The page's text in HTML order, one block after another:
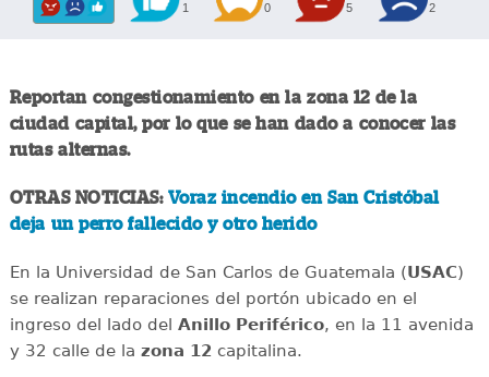
1 0 5 2
Reportan congestionamiento en la zona 12 de la
ciudad capital, por lo que se han dado a conocer las
rutas alternas.
OTRAS NOTICIAS: Voraz incendio en San Cristóbal
deja un perro fallecido y otro herido
En la Universidad de San Carlos de Guatemala (USAC)
se realizan reparaciones del portón ubicado en el
ingreso del lado del Anillo Periférico, en la 11 avenida
y 32 calle de la zona 12capitalina.